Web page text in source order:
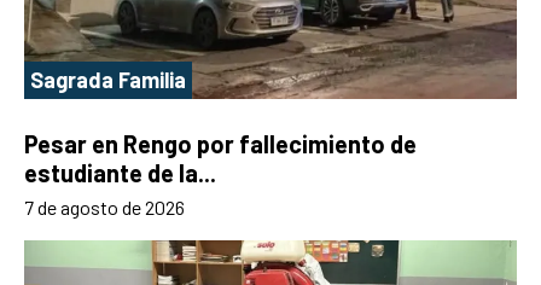
Sagrada Familia
Pesar en Rengo por fallecimiento de
estudiante de la...
7 de agosto de 2026